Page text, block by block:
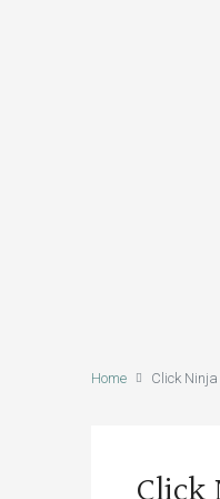
Home Click